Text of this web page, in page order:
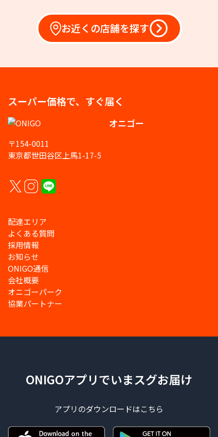
お近くの店舗を探す
スーパー価格で、すぐ届く
オニゴー
〒154-0011
東京都世田谷区上馬1-17-5
配達エリア
よくある質問
採用情報
お知らせ
ONIGO通信
会社概要
オニゴーパーク
協業パートナー
ONIGOアプリでいまスグお届け
アプリのダウンロードはこちら